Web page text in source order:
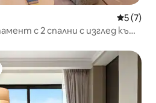
Средна
5 (7)
с 2 спални с изглед към
гостите